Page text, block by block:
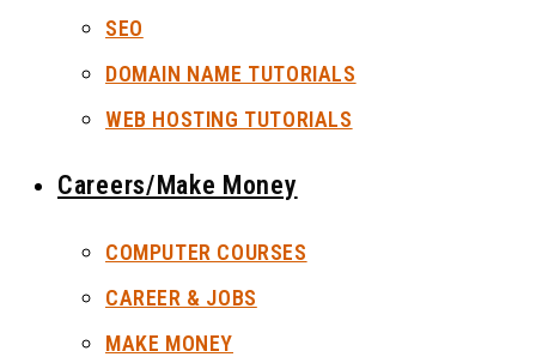
SEO
DOMAIN NAME TUTORIALS
WEB HOSTING TUTORIALS
Careers/Make Money
COMPUTER COURSES
CAREER & JOBS
MAKE MONEY